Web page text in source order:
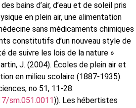
bains d’air, d’eau et de soleil pris
en plein air, une alimentation
sans médicaments chimiques
constitutifs d’un nouveau style de
de suivre les lois de la nature »
J. (2004). Écoles de plein air et
en milieu scolaire (1887-1935).
no 51, 11-28.
sm.051.0011)). Les hébertistes